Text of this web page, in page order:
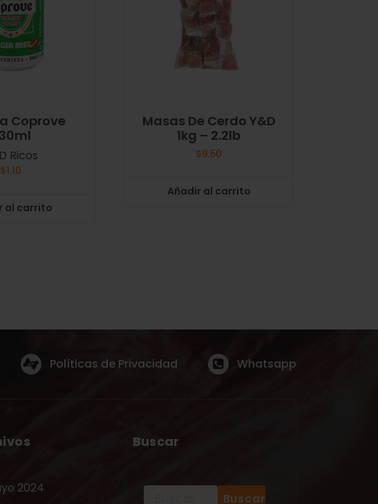
Coprove
Ricos
$1.10
al carrito
Masas De Cerdo Y&D
1kg – 2.2lb
$9.50
Añadir al carrito
Políticas de Privacidad Whatsapp
2024
Buscar